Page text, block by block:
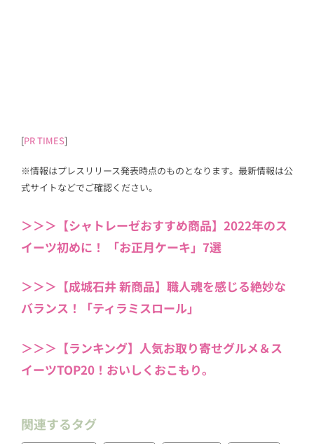
[PR TIMES]
※情報はプレスリリース発表時点のものとなります。最新情報は公
式サイトなどでご確認ください。
＞＞＞【シャトレーゼおすすめ商品】2022年のス
イーツ初めに！ 「お正月ケーキ」7選
＞＞＞【成城石井 新商品】職人魂を感じる絶妙な
バランス！「ティラミスロール」
＞＞＞【ランキング】人気お取り寄せグルメ＆ス
イーツTOP20！おいしくおこもり。
関連するタグ